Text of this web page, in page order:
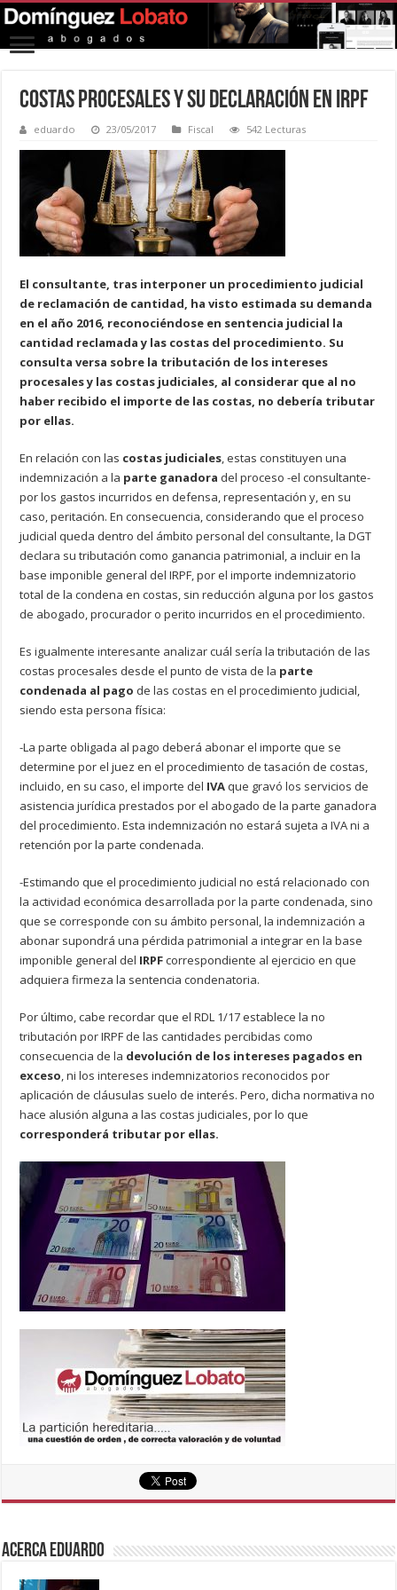
Costas procesales y su declaración en IRPF
eduardo 23/05/2017 Fiscal 542 Lecturas
El consultante, tras interponer un procedimiento judicial
de reclamación de cantidad, ha visto estimada su demanda
en el año 2016, reconociéndose en sentencia judicial la
cantidad reclamada y las costas del procedimiento. Su
consulta versa sobre la tributación de los intereses
procesales y las costas judiciales, al considerar que al no
haber recibido el importe de las costas, no debería tributar
por ellas.
En relación con las costas judiciales, estas constituyen una
indemnización a la parte ganadora del proceso -el consultante-
por los gastos incurridos en defensa, representación y, en su
caso, peritación. En consecuencia, considerando que el proceso
judicial queda dentro del ámbito personal del consultante, la DGT
declara su tributación como ganancia patrimonial, a incluir en la
base imponible general del IRPF, por el importe indemnizatorio
total de la condena en costas, sin reducción alguna por los gastos
de abogado, procurador o perito incurridos en el procedimiento.
Es igualmente interesante analizar cuál sería la tributación de las
costas procesales desde el punto de vista de la parte
condenada al pago de las costas en el procedimiento judicial,
siendo esta persona física:
-La parte obligada al pago deberá abonar el importe que se
determine por el juez en el procedimiento de tasación de costas,
incluido, en su caso, el importe del IVAque gravó los servicios de
asistencia jurídica prestados por el abogado de la parte ganadora
del procedimiento. Esta indemnización no estará sujeta a IVA ni a
retención por la parte condenada.
-Estimando que el procedimiento judicial no está relacionado con
la actividad económica desarrollada por la parte condenada, sino
que se corresponde con su ámbito personal, la indemnización a
abonar supondrá una pérdida patrimonial a integrar en la base
imponible general del IRPFcorrespondiente al ejercicio en que
adquiera firmeza la sentencia condenatoria.
Por último, cabe recordar que el RDL 1/17 establece la no
tributación por IRPF de las cantidades percibidas como
consecuencia de la devolución de los intereses pagados en
exceso, ni los intereses indemnizatorios reconocidos por
aplicación de cláusulas suelo de interés. Pero, dicha normativa no
hace alusión alguna a las costas judiciales, por lo que
corresponderá tributar por ellas.
Acerca eduardo